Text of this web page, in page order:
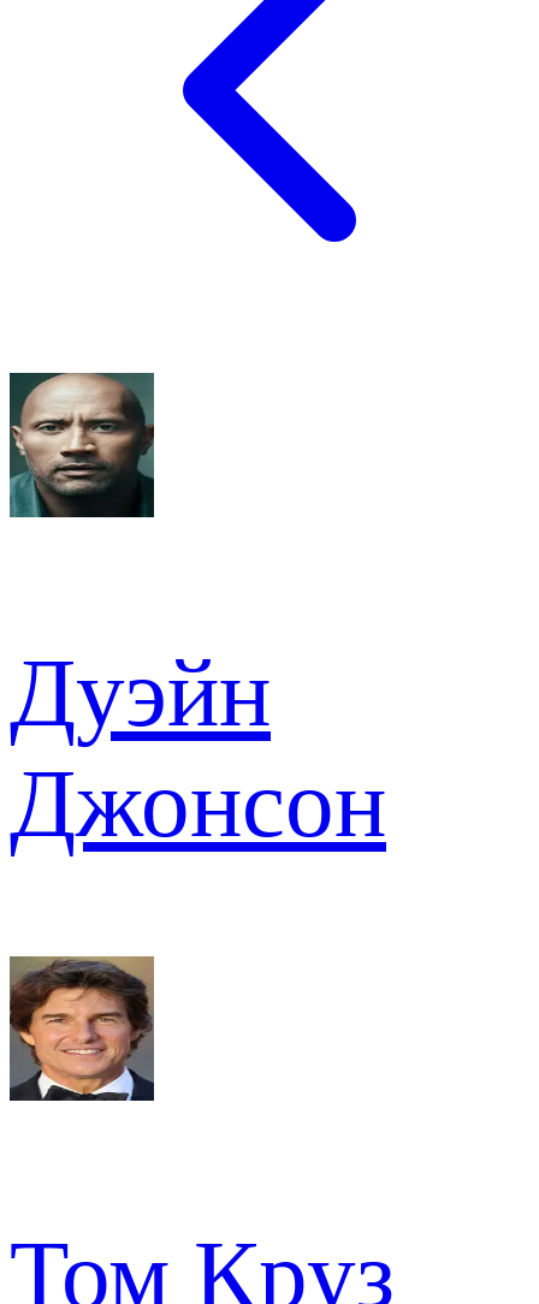
Дуэйн
Джонсон
Том Круз